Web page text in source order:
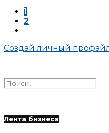
1
2
Создай личный
Лента бизнеса